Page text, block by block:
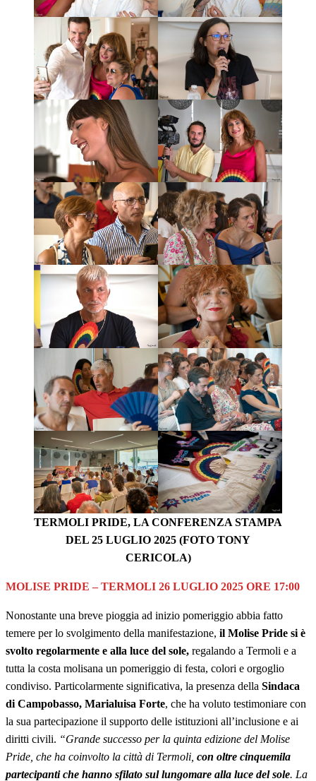
TERMOLI PRIDE, LA CONFERENZA STAMPA
DEL 25 LUGLIO 2025 (FOTO TONY
CERICOLA)
MOLISE PRIDE – TERMOLI 26 LUGLIO 2025 ORE 17:00
Nonostante una breve pioggia ad inizio pomeriggio abbia fatto
temere per lo svolgimento della manifestazione, il Molise Pride si è
svolto regolarmente e alla luce del sole, regalando a Termoli e a
tutta la costa molisana un pomeriggio di festa, colori e orgoglio
condiviso. Particolarmente significativa, la presenza della Sindaca
di Campobasso, Marialuisa Forte, che ha voluto testimoniare con
la sua partecipazione il supporto delle istituzioni all’inclusione e ai
diritti civili. “Grande successo per la quinta edizione del Molise
Pride, che ha coinvolto la città di Termoli, con oltre cinquemila
partecipanti che hanno sfilato sul lungomare alla luce del sole. La